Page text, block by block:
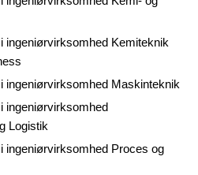
ingeniørvirksomhed Kemiteknik
ingeniørvirksomhed Maskinteknik
ingeniørvirksomhed
Logistik
ingeniørvirksomhed Proces og